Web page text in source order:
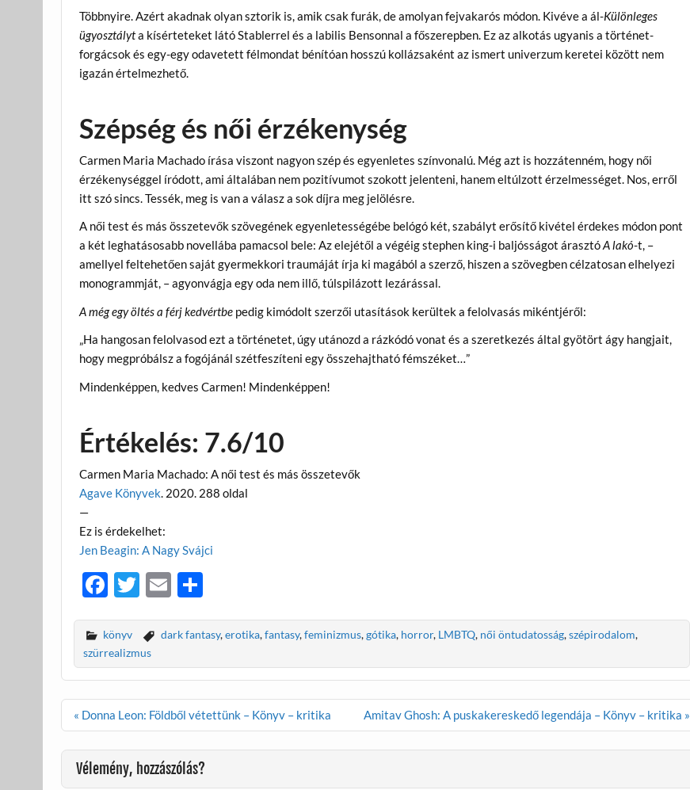
Többnyire. Azért akadnak olyan sztorik is, amik csak furák, de amolyan fejvakarós módon. Kivéve a ál-Különleges
ügyosztályta kísérteteket látó Stablerrel és a labilis Bensonnal a főszerepben. Ez az alkotás ugyanis a történet-
forgácsok és egy-egy odavetett félmondat bénítóan hosszú kollázsaként az ismert univerzum keretei között nem
igazán értelmezhető.
Szépség és női érzékenység
Carmen Maria Machado írása viszont nagyon szép és egyenletes színvonalú. Még azt is hozzátenném, hogy női
érzékenységgel íródott, ami általában nem pozitívumot szokott jelenteni, hanem eltúlzott érzelmességet. Nos, erről
itt szó sincs. Tessék, meg is van a válasz a sok díjra meg jelölésre.
A női test és más összetevők szövegének egyenletességébe belógó két, szabályt erősítő kivétel érdekes módon pont
a két leghatásosabb novellába pamacsol bele: Az elejétől a végéig stephen king-i baljósságot árasztóA lakó-t, –
amellyel feltehetően saját gyermekkori traumáját írja ki magából a szerző, hiszen a szövegben célzatosan elhelyezi
monogrammját, – agyonvágja egy oda nem illő, túlspilázott lezárással.
A még egy öltés a férj kedvértbe pedig kimódolt szerzői utasítások kerültek a felolvasás mikéntjéről:
„Ha hangosan felolvasod ezt a történetet, úgy utánozd a rázkódó vonat és a szeretkezés által gyötört ágy hangjait,
hogy megpróbálsz a fogójánál szétfeszíteni egy összehajtható fémszéket…”
Mindenképpen, kedves Carmen! Mindenképpen!
Értékelés: 7.6/10
Carmen Maria Machado: A női test és más összetevők
Agave Könyvek. 2020. 288 oldal
—
Ez is érdekelhet:
Jen Beagin: A Nagy Svájci
F
e
b
o
o
k
T
itt
er
E
ail za
m
e
g
könyv dark fantasy,erotika,fantasy,feminizmus,gótika, horror, LMBTQ, női öntudatosság,szépirodalom,
szürrealizmus
Bejegyzés
« Donna Leon: Földből vétettünk – Könyv – kritika Amitav Ghosh: A puskakereskedő legendája – Könyv – kritika »
Vélemény, hozzászólás?